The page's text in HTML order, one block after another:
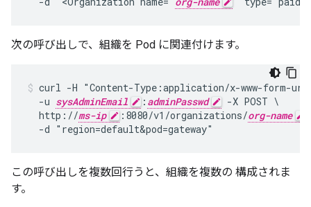
次の呼び出しで、組織を Pod に関連付けます。
curl -H "Content-Type:application/x-www-form-
  -u
sysAdminEmail : adminPasswd
-X POST \
  http://
ms-ip :8080/v1/organizations/org-name
  -d "region=default&pod=gateway"
この呼び出しを複数回行うと、組織を複数の 構成されま
す。